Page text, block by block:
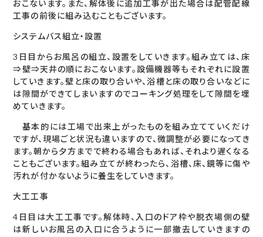
おこないます。また、解体後に追加工事が出た場合は配管配線
工事の前後に組み込むこともございます。
システムバス組立・設置
3日目からお風呂の組立、設置をしていきます。組み立ては、床
⇒壁⇒天井の順におこないます。設備機器等もそれぞれに設置
していきます。壁と床の取り合いや、浴槽と床の取り合いなどに
は隙間ができてしまいますのでコーキング処理をして隙間を埋
めていきます。
基本的には工場で出来上がったものを組み立てていくだけ
ですが、現場ごと状況も違いますので、微調整が必要になってき
ます。朝から夕方までで終わる場合もあれば、それより遅くなる
こともございます。組み立てが終わったら、浴槽、床、鏡等に傷や
汚れが付かないように養生をしていきます。
大工工事
4日目は大工工事です。解体時、入口のドア枠や脱衣場側の壁
は新しいお風呂の入口に合うように一部撤去していきますの